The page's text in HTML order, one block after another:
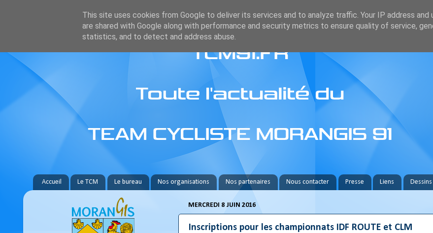
Accueil Le TCM Le bureau Nos organisations Nos partenaires Nous contacter Presse Liens Dessins
MERCREDI 8 JUIN 2016
Inscriptions pour les championnats IDF ROUTE et CLM
This site uses cookies from Google to deliver its services and to analyze traffic. Your IP address and
are shared with Google along with performance and security metrics to ensure quality of service,
statistics, and to detect and address abuse.